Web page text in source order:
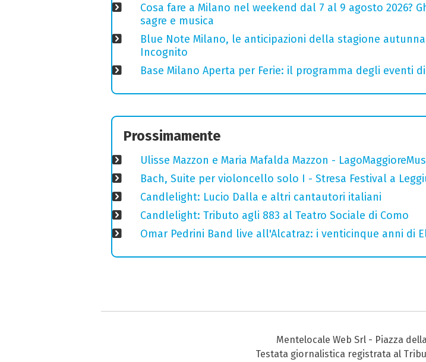
Cosa fare a Milano nel weekend dal 7 al 9 agosto 2026?
sagre e musica
Blue Note Milano, le anticipazioni della stagione
Incognito
Base Milano Aperta per Ferie: il programma degli eventi
Prossimamente
Ulisse Mazzon e Maria Mafalda Mazzon -
Bach, Suite per violoncello solo I - Stresa Festival a
Candlelight: Lucio Dalla e altri cantautori italiani
Candlelight: Tributo agli 883 al Teatro Sociale di Como
Omar Pedrini Band live all'Alcatraz: i venticinque anni di
Mentelocale Web Srl - Piazza
Testata giornalistica registrata al